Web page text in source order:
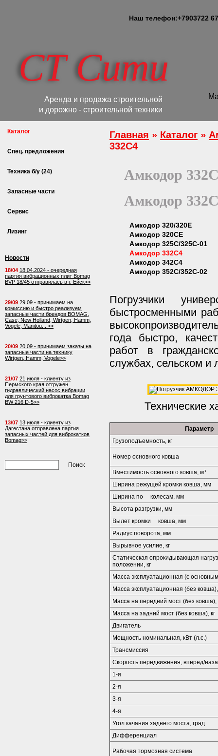
Наш телефон:+7903722
СТ Сити
Аренда и продажа строительной
и дорожно - строительной техники
Главная » Каталог »
332С4
Амкодор
Амкодор
Амкодор 320/320E
Амкодор 320СЕ
Амкодор 325С/325С-01
Амкодор 332С4
Амкодор 342С4
Амкодор 352C/352C-02
Погрузчики
быстросменными
года быстро,
работ в
службах, сельском и
Технические
Параметр
Грузоподъемность, кг
Номер основного ковша
Вместимость основного ковша, м³
Ширина режущей кромки ковша, мм
Ширина по колесам, мм
Высота разгрузки, мм
Вылет кромки ковша, мм
Радиус поворота, мм
Вырывное усилие, кг
Статическая опрокидывающая
положении, кг
Масса эксплуатационная (с
Масса эксплуатационная (без ковша),
Масса на передний мост (без ковша),
Масса на задний мост (без ковша), кг
Двигатель
Мощность номинальная, кВт (л.с.)
Трансмиссия
Скорость передвижения, вперед/
1-я
2-я
3-я
4-я
Угол качания заднего моста, град
Дифференциал
Рабочая тормозная система
Каталог
Спец. предложения
Техника б/у (24)
Запасные части
Сервис
Лизинг
Новости
18/04 18.04.2024 - очередная
партия вибрационных плит Bomag
BVP 18/45 отправилась в г. Ейск>>
29/09 29.09 - принимаем на
комиссию и быстро реализуем
запасные части брендов BOMAG,
Case, New Holland, Wirtgen, Hamm,
Vogele, Manitou... >>
20/09 20.09 - принимаем заказы на
запасные части на технику
Wirtgen, Hamm, Vogele>>
21/07 21 июля - клиенту из
Пермского края отгружен
гидравлический насос вибрации
для грунтового виброкатка Bomag
BW 216 D-5>>
13/07 13 июля - клиенту из
Дагестана отправлена партия
запасных частей для виброкатков
Bomag>>